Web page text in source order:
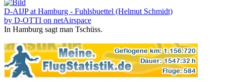
D-AIJP at Hamburg - Fuhlsbuettel (Helmut Schmidt)
by D-OTTI on netAirspace
In Hamburg sagt man Tschüss.